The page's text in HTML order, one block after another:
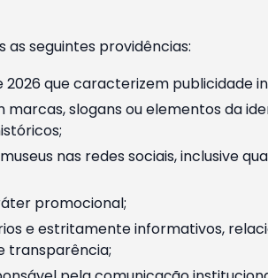
as seguintes providências:
que caracterizem publicidade
slogans ou elementos da
nas redes sociais, inclusive
promocional;
e estritamente informativos,
transparência;